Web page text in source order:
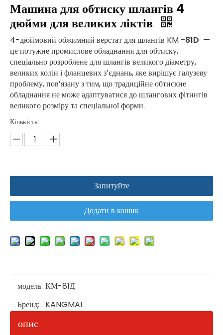
Машина для обтиску шлангів 4
дюйми для великих ліктів
4-дюймовий обжимний верстат для шлангів KM -81D —
це потужне промислове обладнання для обтиску,
спеціально розроблене для шлангів великого діаметру,
великих колін і фланцевих з’єднань, яке вирішує галузеву
проблему, пов’язану з тим, що традиційне обтискне
обладнання не може адаптуватися до шлангових фітингів
великого розміру та спеціальної форми.
Кількість:
Запитуйте
Додати в кошик
модель: КМ-81Д
Бренд:
KANGMAI
опис